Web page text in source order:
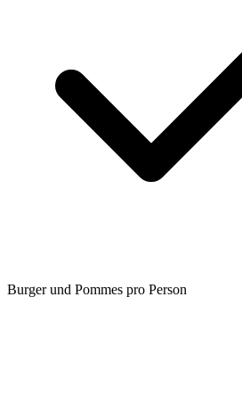
Burger und Pommes pro Person